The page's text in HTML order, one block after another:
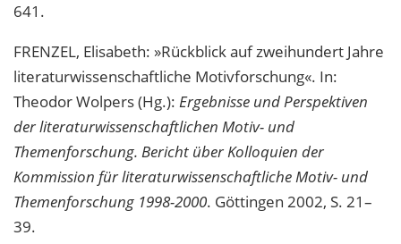
641.
FRENZEL, Elisabeth: »Rückblick auf zweihundert Jahre
literaturwissenschaftliche Motivforschung«. In:
Theodor Wolpers (Hg.): Ergebnisse und Perspektiven
der literaturwissenschaftlichen Motiv- und
Themenforschung. Bericht über Kolloquien der
Kommission für literaturwissenschaftliche Motiv- und
Themenforschung 1998-2000. Göttingen 2002, S. 21–
39.